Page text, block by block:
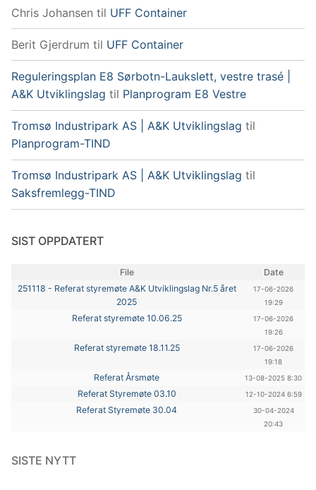
Chris Johansen til UFF Container
Berit Gjerdrum til UFF Container
Reguleringsplan E8 Sørbotn-Laukslett, vestre trasé |
A&K Utviklingslag til Planprogram E8 Vestre
Tromsø Industripark AS | A&K Utviklingslag til
Planprogram-TIND
Tromsø Industripark AS | A&K Utviklingslag til
Saksfremlegg-TIND
SIST OPPDATERT
File
Date
251118 - Referat styremøte A&K Utviklingslag Nr.5 året
2025
17-06-2026
19:29
Referat styremøte 10.06.25
17-06-2026
19:26
Referat styremøte 18.11.25
17-06-2026
19:18
Referat Årsmøte 13-08-2025 8:30
Referat Styremøte 03.10 12-10-2024 6:59
Referat Styremøte 30.04
30-04-2024
20:43
SISTE NYTT